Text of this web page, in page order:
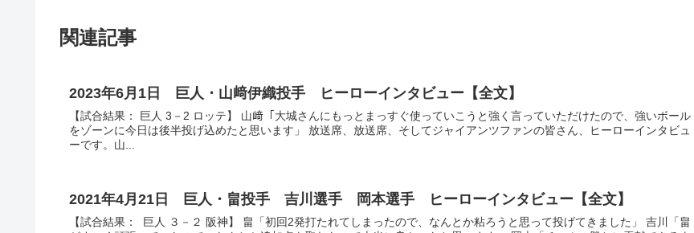
関連記事
2023年6月1日 巨人・山﨑伊織投手 ヒーローインタビュー【全文】
【試合結果： 巨人 3－2 ロッテ】 山﨑「大城さんにもっとまっすぐ使っていこうと強く言っていただけたので、強いボール
をゾーンに今日は後半投げ込めたと思います」 放送席、放送席、そしてジャイアンツファンの皆さん、ヒーローインタビュ
ーです。山...
2021年4月21日 巨人・畠投手 吉川選手 岡本選手 ヒーローインタビュー【全文】
【試合結果： 巨人 ３－２ 阪神】 畠「初回2発打たれてしまったので、なんとか粘ろうと思って投げてきました」 吉川「畠